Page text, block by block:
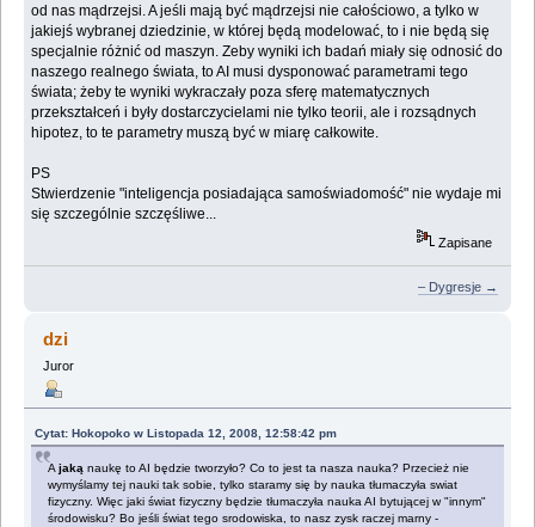
od nas mądrzejsi. A jeśli mają być mądrzejsi nie całościowo, a tylko w
jakiejś wybranej dziedzinie, w której będą modelować, to i nie będą się
specjalnie różnić od maszyn. Zeby wyniki ich badań miały się odnosić do
naszego realnego świata, to AI musi dysponować parametrami tego
świata; żeby te wyniki wykraczały poza sferę matematycznych
przekształceń i były dostarczycielami nie tylko teorii, ale i rozsądnych
hipotez, to te parametry muszą być w miarę całkowite.
PS
Stwierdzenie "inteligencja posiadająca samoświadomość" nie wydaje mi
się szczególnie szczęśliwe...
Zapisane
– Dygresje →
dzi
Juror
Cytat: Hokopoko w Listopada 12, 2008, 12:58:42 pm
Ajaką naukę to AI będzie tworzyło? Co to jest ta nasza nauka? Przecież nie
wymyślamy tej nauki tak sobie, tylko staramy się by nauka tłumaczyła swiat
fizyczny. Więc jaki świat fizyczny będzie tłumaczyła nauka AI bytującej w "innym"
środowisku? Bo jeśli świat tego srodowiska, to nasz zysk raczej marny -